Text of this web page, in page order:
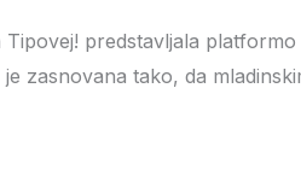
predstavljala
zasnovana tako, da